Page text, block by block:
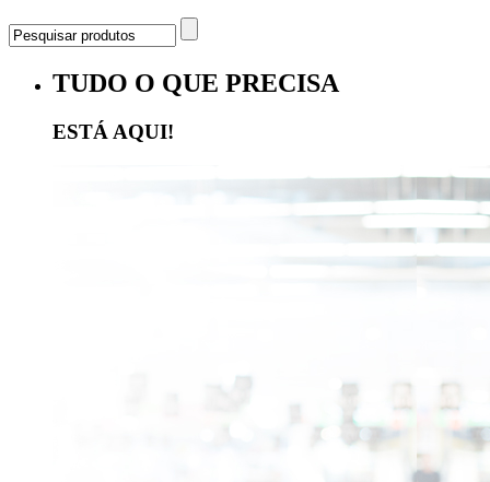
TUDO O QUE PRECISA
ESTÁ AQUI!